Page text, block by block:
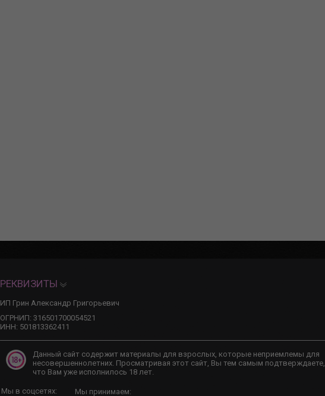
РЕКВИЗИТЫ
ИП Грин Александр Григорьевич
ОГРНИП: 316501700054521
ИНН: 501813362411
Данный сайт содержит материалы для взрослых, которые неприемлемы для
несовершеннолетних. Просматривая этот сайт, Вы тем самым подтверждаете,
что Вам уже исполнилось 18 лет.
Мы в соцсетях: Мы принимаем: